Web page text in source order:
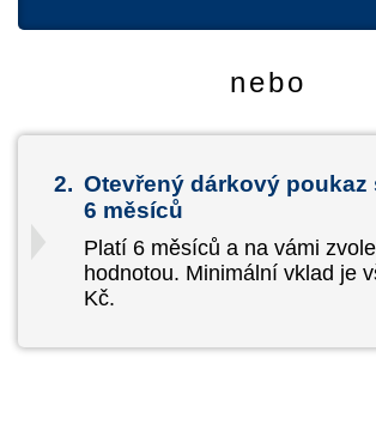
nebo
2. Otevřený dárkový poukaz
6 měsíců
Platí 6 měsíců a na vámi
hodnotou. Minimální vklad je
Kč.